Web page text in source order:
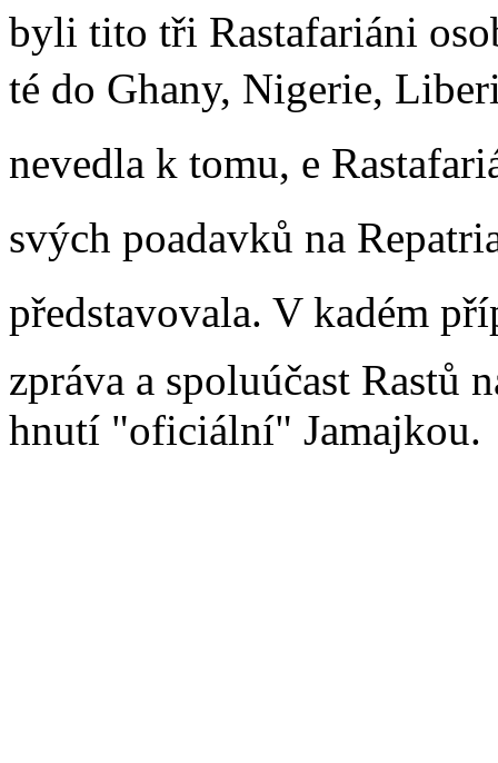
byli tito tři Rastafariáni
té do Ghany, Nigerie,
nevedla k tomu, e
svých poadavků na
představovala. V kadém
zpráva a spoluúčast Rastů
hnutí "oficiální" Jamajkou.